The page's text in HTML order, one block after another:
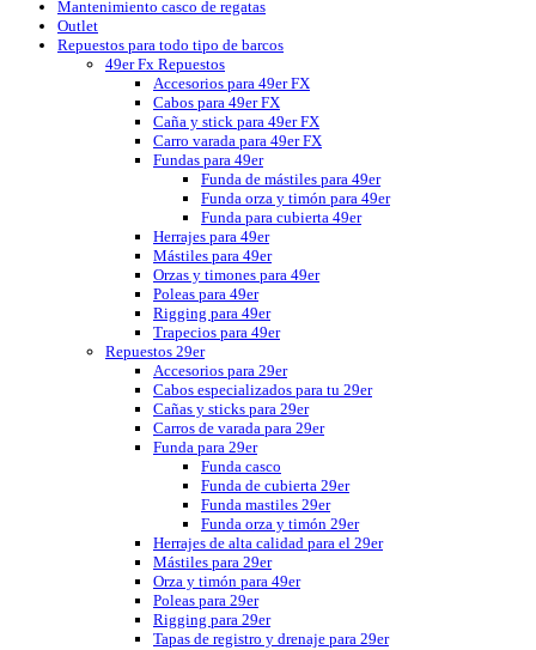
Mantenimiento casco de regatas
Outlet
Repuestos para todo tipo de barcos
49er Fx Repuestos
Accesorios para 49er FX
Cabos para 49er FX
Caña y stick para 49er FX
Carro varada para 49er FX
Fundas para 49er
Funda de mástiles para 49er
Funda orza y timón para 49er
Funda para cubierta 49er
Herrajes para 49er
Mástiles para 49er
Orzas y timones para 49er
Poleas para 49er
Rigging para 49er
Trapecios para 49er
Repuestos 29er
Accesorios para 29er
Cabos especializados para tu 29er
Cañas y sticks para 29er
Carros de varada para 29er
Funda para 29er
Funda casco
Funda de cubierta 29er
Funda mastiles 29er
Funda orza y timón 29er
Herrajes de alta calidad para el 29er
Mástiles para 29er
Orza y timón para 49er
Poleas para 29er
Rigging para 29er
Tapas de registro y drenaje para 29er